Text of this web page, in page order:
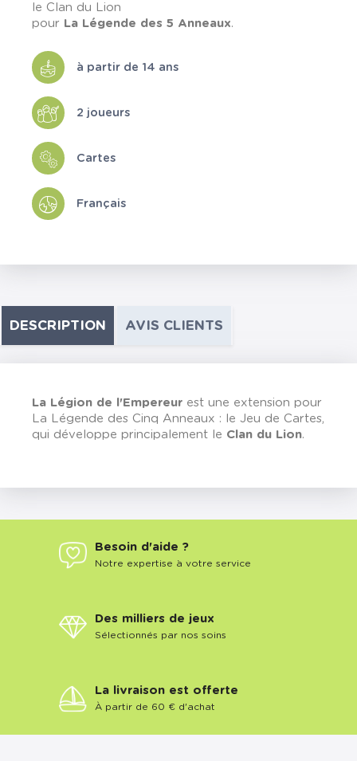
le Clan du Lion
pour La Légende des 5 Anneaux.
à partir de 14 ans
2 joueurs
Cartes
Français
DESCRIPTION AVIS CLIENTS
La Légion de l'Empereur est une extension pour
La Légende des Cinq Anneaux : le Jeu de Cartes,
qui développe principalement le Clan du Lion.
Besoin d'aide ?
Notre expertise à votre service
Des milliers de jeux
Sélectionnés par nos soins
La livraison est offerte
À partir de 60 € d'achat